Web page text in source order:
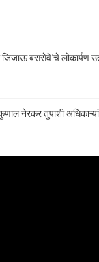
जिजाऊ बससेवे’चे लोकार्पण
नेरकर तुपाशी